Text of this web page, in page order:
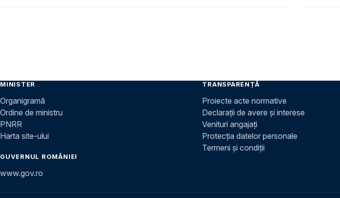
MINISTER
Organigramă
Ordine de ministru
PNRR
Harta site-ului
GUVERNUL ROMÂNIEI
www.gov.ro
TRANSPARENȚĂ
Proiecte acte normative
Declarații de avere și interese
Venituri angajați
Protecția datelor personale
Termeni și condiții